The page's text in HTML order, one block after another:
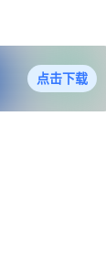
点击下载